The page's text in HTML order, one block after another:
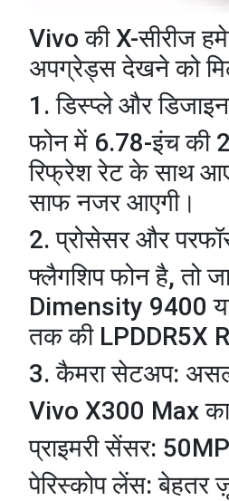
​Vivo की X-सीरीज
अपग्रेड्स देखने को
​1. डिस्प्ले और डिजाइन
​फोन में 6.78-इंच की
रिफ्रेश रेट के साथ
साफ नजर आएगी।
​2. प्रोसेसर और
​फ्लैगशिप फोन है, तो
Dimensity 9400
तक की LPDDR5X
​3. कैमरा सेटअप:
​Vivo X300 Max का
​प्राइमरी सेंसर:
​पेरिस्कोप लेंस: बेहतर